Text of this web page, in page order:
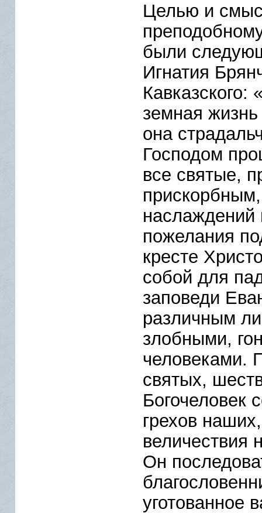
Целью и
были
Игнатия
Кавказского:
земная жизнь
она
Господом
все святые,
наслаждений
пожелания
кресте
собой для
заповеди
различным
злобными,
человеками.
святых,
Богочеловек
грехов
величествия
Он
уготованное